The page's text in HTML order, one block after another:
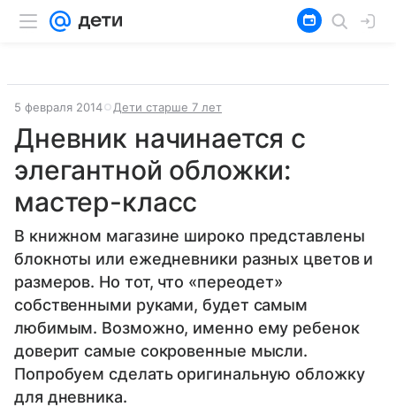
5 февраля 2014 Дети старше 7 лет
Дневник начинается с
элегантной обложки:
мастер-класс
В книжном магазине широко представлены
блокноты или ежедневники разных цветов и
размеров. Но тот, что «переодет»
собственными руками, будет самым
любимым. Возможно, именно ему ребенок
доверит самые сокровенные мысли.
Попробуем сделать оригинальную обложку
для дневника.